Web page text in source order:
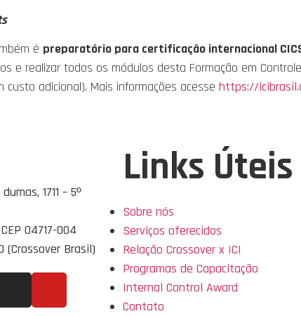
é preparatório para certificação internacional
e realizar todos os módulos desta Formação em
adicional). Mais informações acesse https://
1711 – 5º
04717-004
(Crossover Brasil)
Links Úteis
Sobre nós
Serviços oferecidos
Relação Crossover x ICI
Programas de Capacitação
Internal Control Award
Contato